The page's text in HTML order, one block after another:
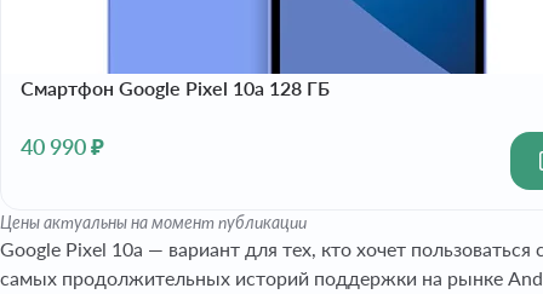
Смартфон Google Pixel 10a 128 ГБ
40 990 ₽
Цены актуальны на момент публикации
Google Pixel 10a — вариант для тех, кто хочет
самых продолжительных историй поддержки на рынке